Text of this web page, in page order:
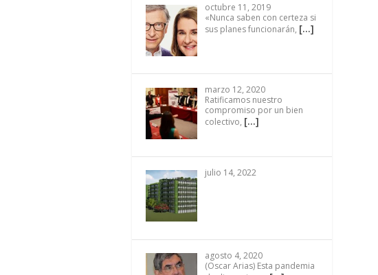
octubre 11, 2019
«Nunca saben con certeza si
sus planes funcionarán, […]
marzo 12, 2020
Ratificamos nuestro
compromiso por un bien
colectivo, […]
julio 14, 2022
agosto 4, 2020
(Oscar Arias) Esta pandemia